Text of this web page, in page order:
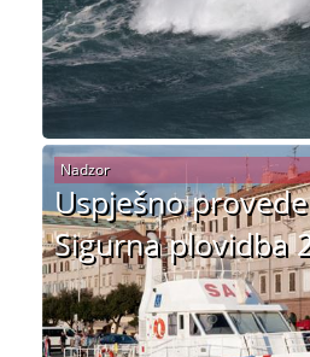
Uspješno
Sigurna plovidba
Nadzor